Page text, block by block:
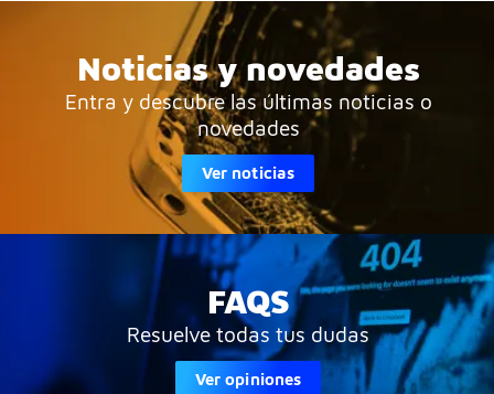
Noticias y novedades
Entra y descubre las últimas noticias o
novedades
Ver noticias
FAQS
Resuelve todas tus dudas
Ver opiniones